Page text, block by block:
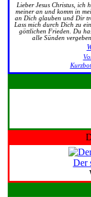
Lieber Jesus Christus, ich
meiner an und komm in
an Dich glauben und Dir
Lass mich durch Dich zu
göttlichen Frieden. Du
alle Sünden
Der